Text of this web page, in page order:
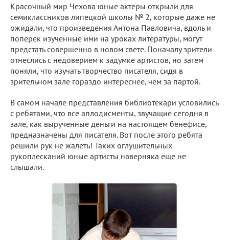
Красочный мир Чехова юные актеры открыли для
семиклассников липецкой школы № 2, которые даже не
ожидали, что произведения Антона Павловича, вдоль и
поперек изученные ими на уроках литературы, могут
предстать совершенно в новом свете. Поначалу зрители
отнеслись с недоверием к задумке артистов, но затем
поняли, что изучать творчество писателя, сидя в
зрительном зале гораздо интереснее, чем за партой.
В самом начале представления библиотекари условились
с ребятами, что все аплодисменты, звучащие сегодня в
зале, как вырученные деньги на настоящем бенефисе,
предназначены для писателя. Вот после этого ребята
решили рук не жалеть! Таких оглушительных
рукоплесканий юные артисты наверняка еще не
слышали.